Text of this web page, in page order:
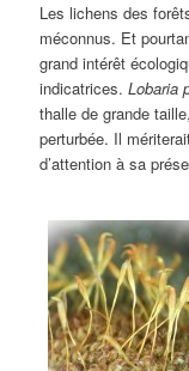
Les lichens des
méconnus. Et
grand intérêt
indicatrices.Lobaria
thalle de grande
perturbée. Il
d’attention à sa